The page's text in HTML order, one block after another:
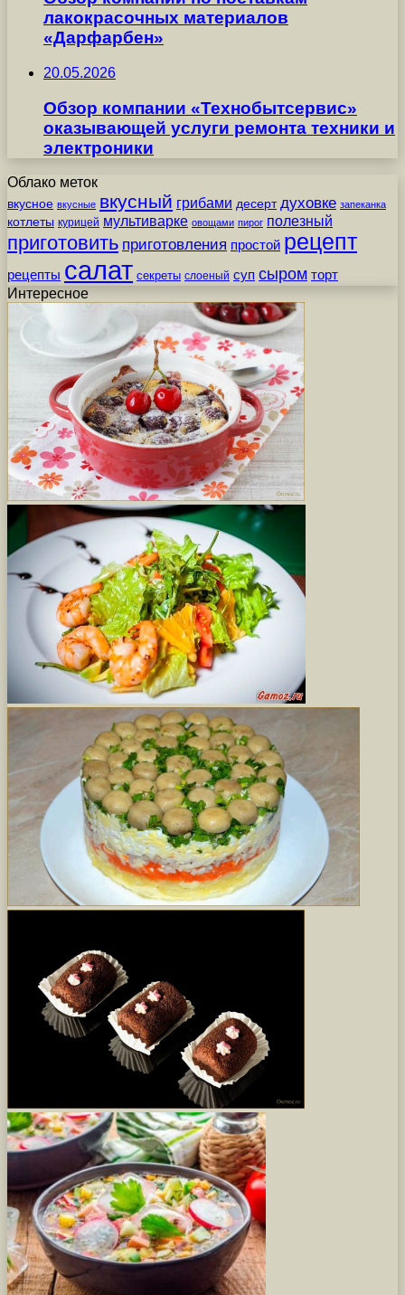
лакокрасочных материалов
«Дарфарбен»
20.05.2026
Обзор компании «Технобытсервис»
оказывающей услуги ремонта техники и
электроники
Облако меток
вкусное вкусные вкусный грибами десерт духовке запеканка
котлеты курицей мультиварке овощами пирог полезный
приготовить приготовления простой рецепт
рецепты салат секреты слоеный суп сыром торт
Интересное